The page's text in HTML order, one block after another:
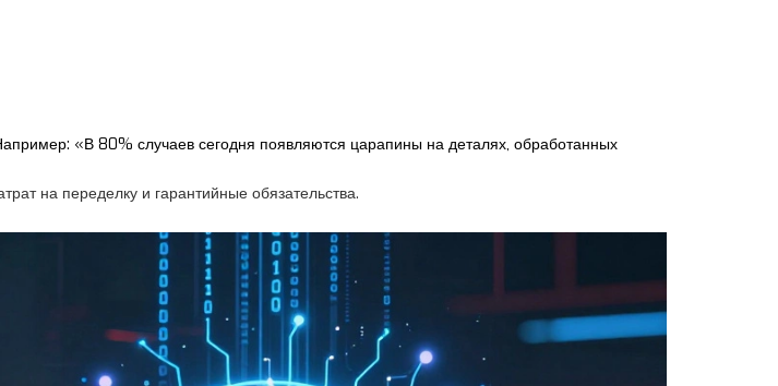
«В 80% случаев сегодня появляются царапины на деталях, обработанных
на переделку и гарантийные обязательства.